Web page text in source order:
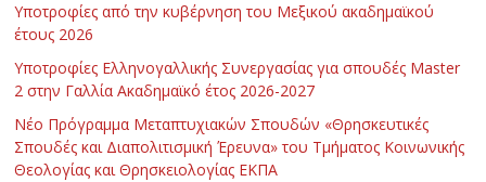
Υποτροφίες από την κυβέρνηση του Μεξικού ακαδημαϊκού
έτους 2026
Υποτροφίες Ελληνογαλλικής Συνεργασίας για σπουδές Master
2 στην Γαλλία Ακαδημαϊκό έτος 2026-2027
Νέο Πρόγραμμα Μεταπτυχιακών Σπουδών «Θρησκευτικές
Σπουδές και Διαπολιτισμική Έρευνα» του Τμήματος Κοινωνικής
Θεολογίας και Θρησκειολογίας ΕΚΠΑ